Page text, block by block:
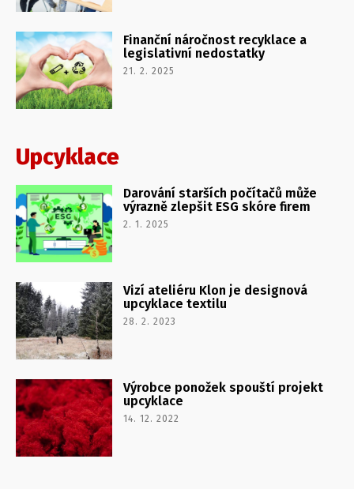
Finanční náročnost recyklace a
legislativní nedostatky
21. 2. 2025
Upcyklace
Darování starších počítačů může
výrazně zlepšit ESG skóre firem
2. 1. 2025
Vizí ateliéru Klon je designová
upcyklace textilu
28. 2. 2023
Výrobce ponožek spouští projekt
upcyklace
14. 12. 2022